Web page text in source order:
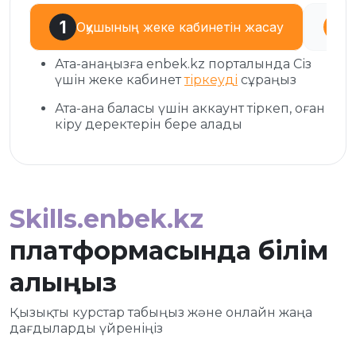
Оқушының жеке кабинетін жасау
Ата-анаңызға enbek.kz порталында Сіз
үшін жеке кабинеттіркеуді сұраңыз
Ата-ана баласы үшін аккаунт тіркеп, оған
кіру деректерін бере алады
Skills.enbek.kz
платформасында білім
алыңыз
Қызықты курстар табыңыз және онлайн жаңа
дағдыларды үйреніңіз